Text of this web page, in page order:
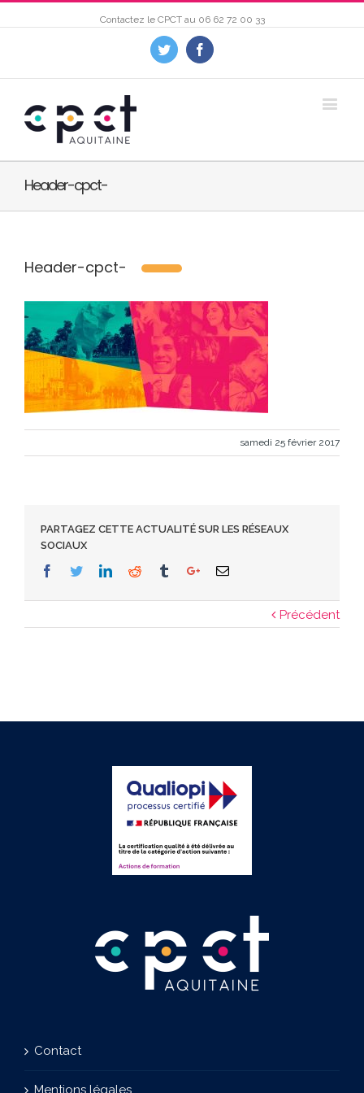
Contactez le CPCT au 06 62 72 00 33
Twitter Facebook
Header-cpct-
Header-cpct-
samedi 25 février 2017
PARTAGEZ CETTE ACTUALITÉ SUR LES RÉSEAUX
SOCIAUX
Facebook
TwitterLinkedinReddit TumblrGoogle+Email
Précédent
Contact
Mentions légales